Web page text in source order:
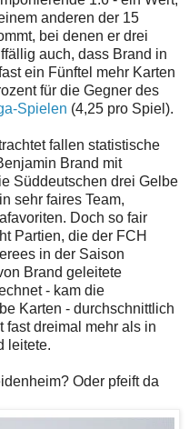
anderen der 15
bei denen er drei
auch, dass Brand in
ein Fünftel mehr Karten
für die Gegner des
Spielen (4,25 pro Spiel).
fallen statistische
Brand mit
Süddeutschen drei Gelbe
sehr faires Team,
Doch so fair
Partien, die der FCH
in der Saison
Brand geleitete
- kam die
Karten - durchschnittlich
fast dreimal mehr als in
leitete.
Oder pfeift da